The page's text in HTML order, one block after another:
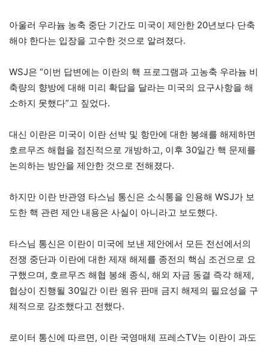
아울러 우라늄 농축 중단 기간도 미국이 제안한 20년보다 단축
해야 한다는 입장을 고수한 것으로 알려졌다.
WSJ은 “이번 답변에는 이란의 핵 프로그램과 고농축 우라늄 비
축량의 향방에 대해 미리 확답을 달라는 미국의 요구사항을 해
소하지 못했다”고 짚었다.
대신 이란은 미국이 이란 선박 및 항만에 대한 봉쇄를 해제하면
호르무즈 해협을 점진적으로 개방하고, 이후 30일간 핵 문제를
논의하는 방안을 제안한 것으로 전해졌다.
하지만 이란 반관영 타스님 통신은 소식통을 인용해 WSJ가 보
도한 핵 관련 제안 내용은 사실이 아니라고 보도했다.
타스님 통신은 이란이 미국에 보낸 제안에서 모든 전선에서의
전쟁 중단과 이란에 대한 제재 해제를 종전의 핵심 조건으로 요
구했으며, 호르무즈 해협 봉쇄 종식, 해외 자금 동결 즉각 해제,
협상이 진행될 30일간 이란 원유 판매 금지 해제의 필요성을 구
체적으로 강조했다고 전했다.
로이터 통신에 따르면, 이란 국영매체 프레스TV는 이란이 과도